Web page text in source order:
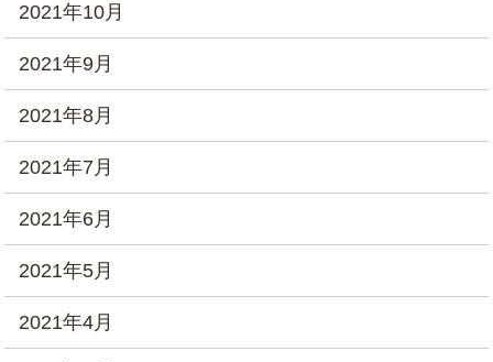
2021年10月
2021年9月
2021年8月
2021年7月
2021年6月
2021年5月
2021年4月